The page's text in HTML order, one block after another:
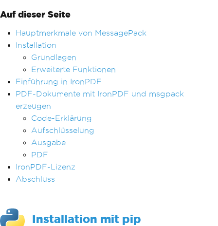
Auf dieser Seite
Hauptmerkmale von MessagePack
Installation
Grundlagen
Erweiterte Funktionen
Einführung in IronPDF
PDF-Dokumente mit IronPDF und msgpack
erzeugen
Code-Erklärung
Aufschlüsselung
Ausgabe
PDF
IronPDF-Lizenz
Abschluss
Installation mit pip